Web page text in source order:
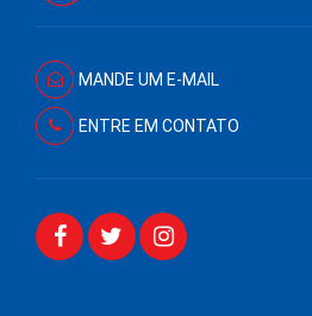
MANDE UM E-MAIL
ENTRE EM CONTATO